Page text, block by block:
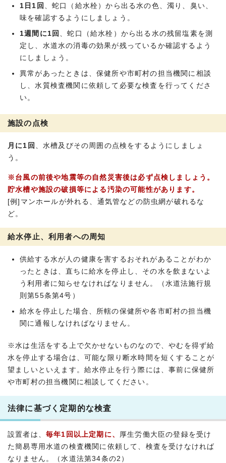
1日1回
、蛇口（給水栓）から出る水の色、濁り、臭い、
味を確認するようにしましょう。
1週間に1回
、蛇口（給水栓）から出る水の残留塩素を測
定し、水道水の消毒の効果が残っているか確認するよう
にしましょう。
異常があったときは、保健所や市町村の担当機関に相談
し、水質検査機関に依頼して必要な検査を行ってくださ
い。
施設の点検
月に1回
、水槽及びその周囲の点検をするようにしましょ
う。
※台風の前後や地震等の自然災害後は必ず点検しましょう。
貯水槽や施設の破損等による汚染の可能性があります。
[例]マンホールが外れる、通気管などの防虫網が破れるな
ど。
給水停止、利用者への周知
供給する水が人の健康を害するおそれがあることがわか
ったときは、直ちに給水を停止し、その水を飲まないよ
う利用者に知らせなければなりません。（水道法施行規
則第55条第4号）
給水を停止した場合、所轄の保健所や各市町村の担当機
関に通報しなければなりません。
※水は生活をする上で欠かせないものなので、やむを得ず給
水を停止する場合は、可能な限り断水時間を短くすることが
望ましいといえます。給水停止を行う際には、事前に保健所
や市町村の担当機関に相談してください。
法律に基づく定期的な検査
設置者は、 毎年1回以上定期に、
厚生労働大臣の登録を受け
た簡易専用水道の検査機関に依頼して、検査を受けなければ
なりません。（水道法第34条の2）